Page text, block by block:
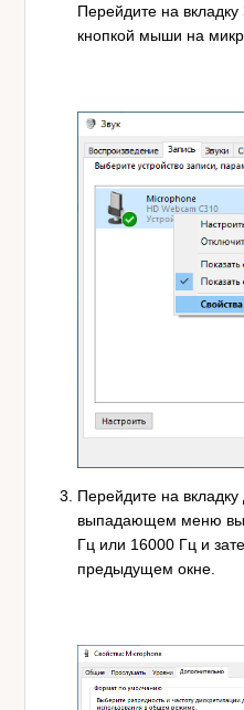
Перейдите на
кнопкой мыши на
Перейдите на
выпадающем меню
Гц или 16000 Гц и
предыдущем окне.